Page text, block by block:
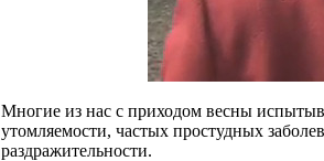
Многие из нас с приходом весны
утомляемости, частых простудных
раздражительности.